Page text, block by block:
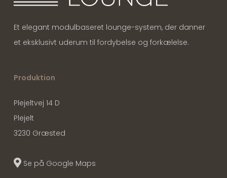
Et elegant modulbaseret lounge-system, der danner
et eksklusivt uderum til fordybelse og forkælelse.
Produktion
Plejeltvej 14 D
Plejelt
3230 Græsted
Se på Google Maps